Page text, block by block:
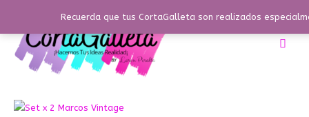
Recuerda que tus CortaGalleta son realizados
contenido
Set
x